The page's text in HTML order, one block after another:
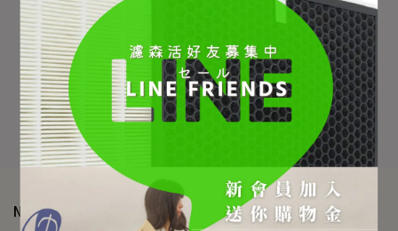
適用於Sampo 聲寶EC-
B15UYP無線手持式吸塵器
替換用HEPA微塵濾網濾芯
(含金屬外罩)
NT$220 NT$290
加入購物車
NEW AIR NEW LIFE